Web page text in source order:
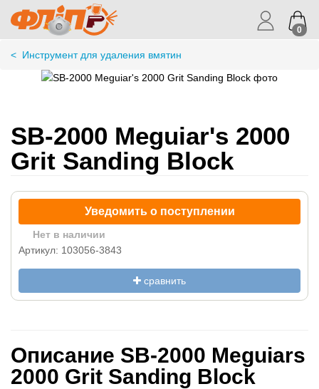
0
< Инструмент для удаления вмятин
SB-2000 Meguiar's 2000
Grit Sanding Block
Уведомить о поступлении
Нет в наличии
Артикул: 103056-3843
сравнить
Описание SB-2000 Meguiars
2000 Grit Sanding Block